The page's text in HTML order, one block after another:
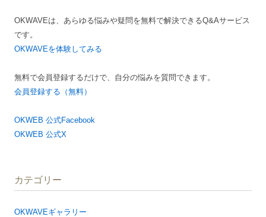
シ
ョ
OKWAVEは、あらゆる悩みや疑問を無料で解決できるQ&Aサービス
です。
OKWAVEを体験してみる
無料で会員登録するだけで、自分の悩みを質問できます。
会員登録する（無料）
OKWEB 公式Facebook
OKWEB 公式X
カテゴリー
OKWAVEギャラリー